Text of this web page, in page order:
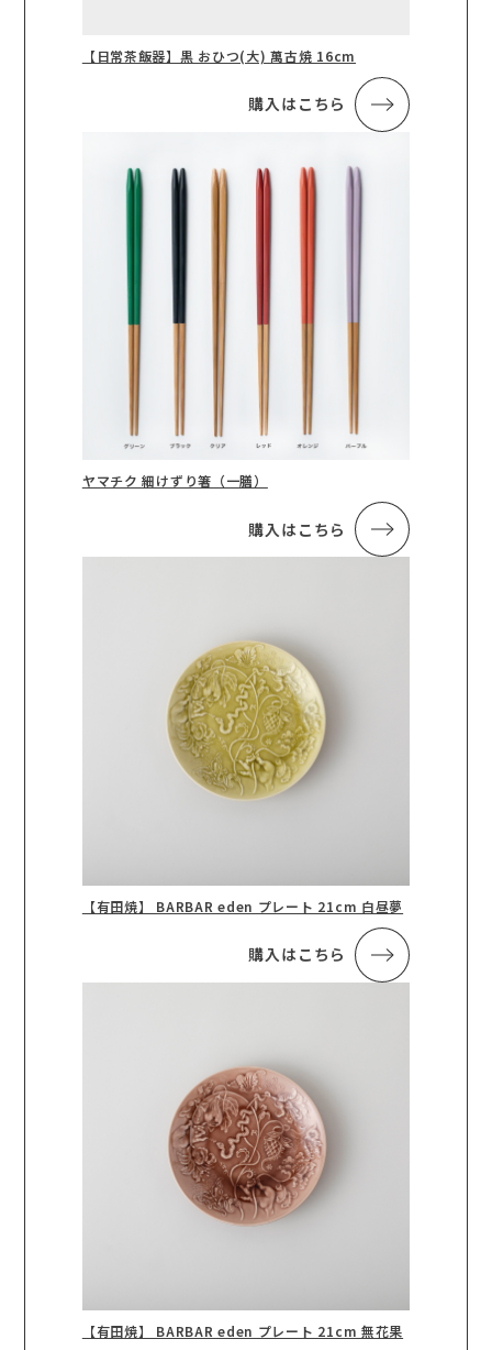
【日常茶飯器】黒 おひつ(大) 萬古焼 16cm
購入はこちら
ヤマチク 細けずり箸（一膳）
購入はこちら
【有田焼】 BARBAR eden プレート 21cm 白昼夢
購入はこちら
【有田焼】 BARBAR eden プレート 21cm 無花果